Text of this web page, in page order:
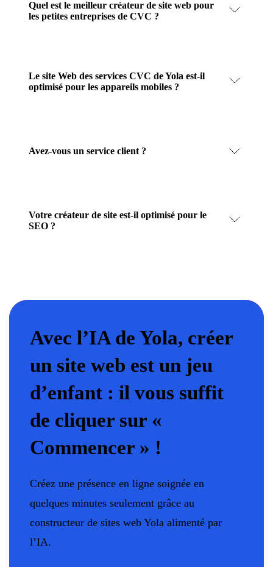
Quel est le meilleur créateur de site web pour
les petites entreprises de CVC ?
Le site Web des services CVC de Yola est-il
optimisé pour les appareils mobiles ?
Avez-vous un service client ?
Votre créateur de site est-il optimisé pour le
SEO ?
Avec l’IA de Yola, créer
un site web est un jeu
d’enfant : il vous suffit
de cliquer sur «
Commencer » !
Créez une présence en ligne soignée en
quelques minutes seulement grâce au
constructeur de sites web Yola alimenté par
l’IA.